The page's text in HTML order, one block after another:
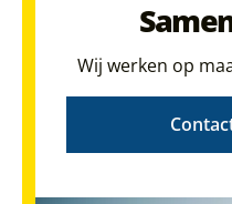
Wij werken op